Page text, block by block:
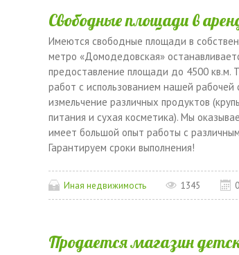
Свободные площади в
Имеются свободные площади в
метро «Домодедовская»
предоставление площади до 4500 кв.м.
работ с использованием нашей
измельчение различных продуктов
питания и сухая косметика). Мы
имеет большой опыт работы с
Гарантируем сроки выполнения!
Иная недвижимость 1345
Продается магазин